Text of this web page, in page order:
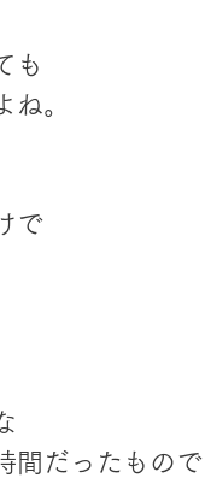
も
ね。
で
間だったもので